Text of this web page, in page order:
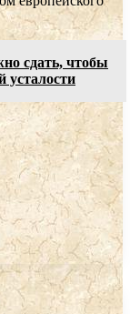
сдать, чтобы
усталости